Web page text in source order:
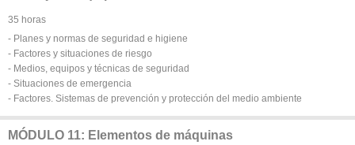
35 horas
- Planes y normas de seguridad e higiene
- Factores y situaciones de riesgo
- Medios, equipos y técnicas de seguridad
- Situaciones de emergencia
- Factores. Sistemas de prevención y protección del medio ambiente
MÓDULO 11: Elementos de máquinas